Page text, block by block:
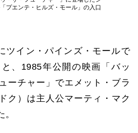
プエンテ・ヒルズ・モール」の入口
イン・パインズ・モールで
、1985年公開の映画「バッ
ーチャー」でエメット・ブラ
ク）は主人公マーティ・マク